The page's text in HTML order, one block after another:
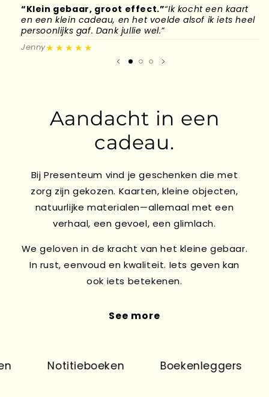
“Klein gebaar, groot effect.”“Ik kocht een kaart
en een klein cadeau, en het voelde alsof ik iets heel
persoonlijks gaf. Dank jullie wel.”
Jenny★★★★★
Aandacht in een
cadeau.
Bij Presenteum vind je geschenken die met
zorg zijn gekozen. Kaarten, kleine objecten,
natuurlijke materialen—allemaal met een
verhaal, een gevoel, een glimlach.
We geloven in de kracht van het kleine gebaar.
In rust, eenvoud en kwaliteit. Iets geven kan
ook iets betekenen.
See more
Notitieboeken Boekenleggers